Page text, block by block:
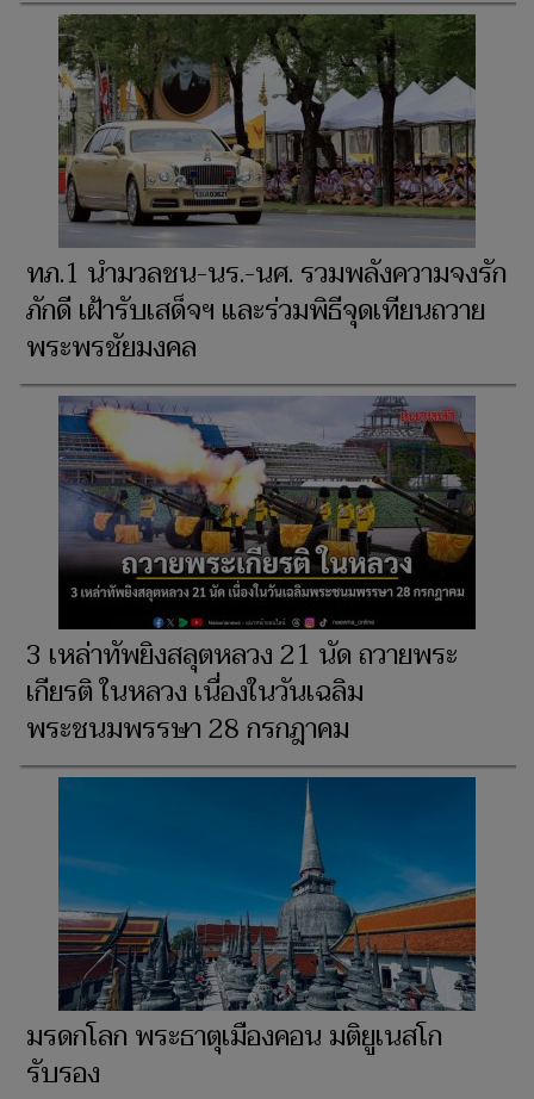
ทภ.1 นำมวลชน-นร.-นศ. รวมพลังความจงรัก
ภักดี เฝ้ารับเสด็จฯ และร่วมพิธีจุดเทียนถวาย
พระพรชัยมงคล
3 เหล่าทัพยิงสลุตหลวง 21 นัด ถวายพระ
เกียรติ ในหลวง เนื่องในวันเฉลิม
พระชนมพรรษา 28 กรกฎาคม
มรดกโลก พระธาตุเมืองคอน มติยูเนสโก
รับรอง